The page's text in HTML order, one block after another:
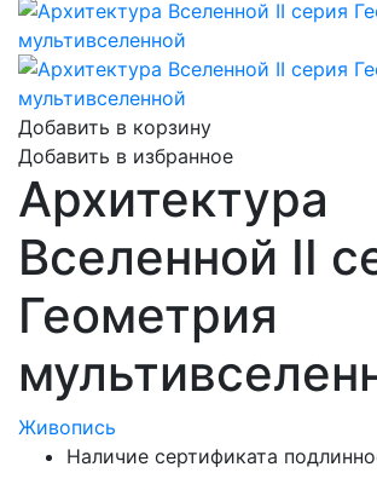
Добавить в корзину
Добавить в избранное
Архитектура
Вселенной II
Геометрия
Живопись
Наличие сертификата